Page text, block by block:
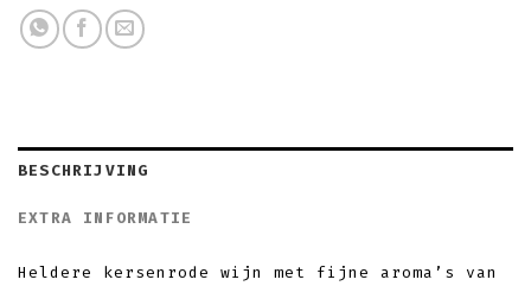
BESCHRIJVING
EXTRA INFORMATIE
Heldere kersenrode wijn met fijne aroma’s van